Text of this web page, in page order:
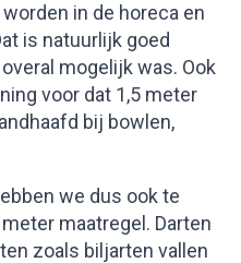
in de horeca en
is natuurlijk goed
mogelijk was. Ook
voor dat 1,5 meter
bij bowlen,
we dus ook te
maatregel. Darten
zoals biljarten vallen